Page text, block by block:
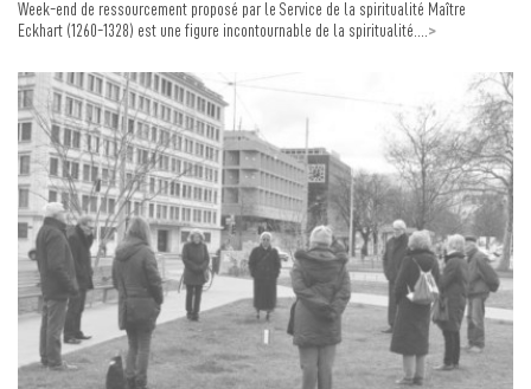
Week-end de ressourcement proposé par le Service de la spiritualité Maître
Eckhart (1260-1328) est une figure incontournable de la spiritualité.... >